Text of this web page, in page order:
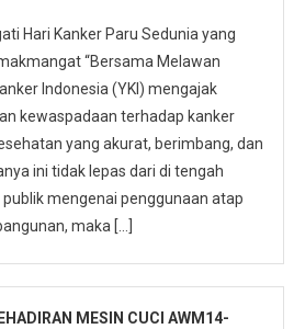
Hari Kanker Paru Sedunia yang
“Bersama Melawan
Indonesia (YKI) mengajak
kewaspadaan terhadap kanker
yang akurat, berimbang, dan
ini tidak lepas dari di tengah
mengenai penggunaan atap
maka […]
MESIN CUCI AWM14-